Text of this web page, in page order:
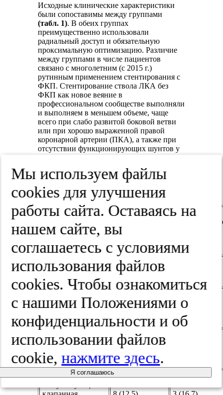
Исходные клинические характеристики
были сопоставимы между группами
(табл. 1). В обеих группах
преимущественно использовали
радиальный доступ и обязательную
проксимальную оптимизацию. Различие
между группами в числе пациентов
связано с многолетним (с 2015 г.)
рутинным применением стентирования с
ФКП. Стентирование ствола ЛКА без
ФКП как новое веяние в
профессиональном сообществе выполняли
и выполняем в меньшем объеме, чаще
всего при слабо развитой боковой ветви
или при хорошо выраженной правой
коронарной артерии (ПКА), а также при
отсутствии функционирующих шунтов у
противопоказанием к АКШ.
Клинико-анатомические
характеристики пациентов
Параметр
Стентирование
с ФКП (
Возраст, годы 58 [55,3; 60,1]
Гипертоническая
56 (87,5) 16 (88,9)
ИМ в анамнезе,n
(%)
39 (60,9)
Мы используем файлы
cооkies для улучшения
работы сайта. Оставаясь на
нашем сайте, вы
соглашаетесь с условиями
использования файлов
cооkies. Чтобы ознакомиться
с нашими Положениями о
конфиденциальности и об
использовании файлов
cookie,нажмите здесь.
Я соглашаюсь